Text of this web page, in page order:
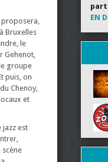
proposera,
Bruxelles
le
Gehenot,
groupe
puis, on
Chenoy,
et
jazz est
scène
EN